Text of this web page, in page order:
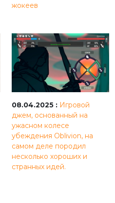
жокеев
08.04.2025 : Игровой
джем, основанный на
ужасном колесе
убеждения Oblivion, на
самом деле породил
несколько хороших и
странных идей.